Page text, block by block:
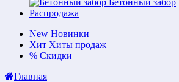
Бетонный забор
Распродажа
New Новинки
Хит Хиты продаж
% Скидки
Главная